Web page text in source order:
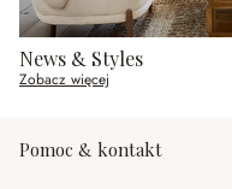
News & Styles
Zobacz więcej
Pomoc & kontakt